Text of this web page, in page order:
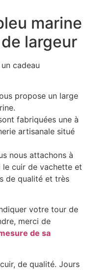
marine
largeur
cadeau
propose un large
fabriquées une à
artisanale situé
nous attachons à
le cuir de vachette et
de qualité et très
votre tour de
merci de
de sa
de qualité. Jours